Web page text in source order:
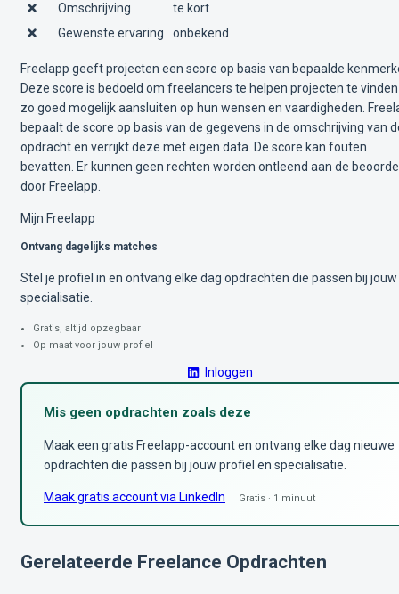
Omschrijving
te kort
Gewenste ervaring
onbekend
Freelapp geeft projecten een score op basis van bepaalde
Deze score is bedoeld om freelancers te helpen projecten te
zo goed mogelijk aansluiten op hun wensen en vaardigheden.
bepaalt de score op basis van de gegevens in de omschrijving van
opdracht en verrijkt deze met eigen data. De score kan fouten
bevatten. Er kunnen geen rechten worden ontleend aan de
door Freelapp.
Mijn Freelapp
Ontvang dagelijks matches
Stel je profiel in en ontvang elke dag opdrachten die passen bij jouw
specialisatie.
Gratis, altijd opzegbaar
Op maat voor jouw profiel
Inloggen
Mis geen opdrachten zoals deze
Maak een gratis Freelapp-account en ontvang elke dag nieuwe
opdrachten die passen bij jouw profiel en specialisatie.
Maak gratis account via LinkedIn Gratis · 1 minuut
Gerelateerde Freelance Opdrachten